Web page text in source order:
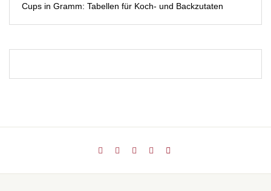
Cups in Gramm: Tabellen für Koch- und Backzutaten